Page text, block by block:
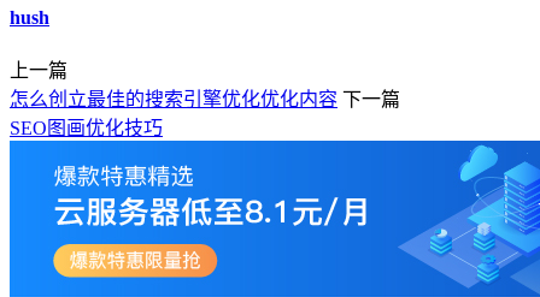
hush
上一篇
怎么创立最佳的搜索引擎优化优化内容 下一篇
SEO图画优化技巧